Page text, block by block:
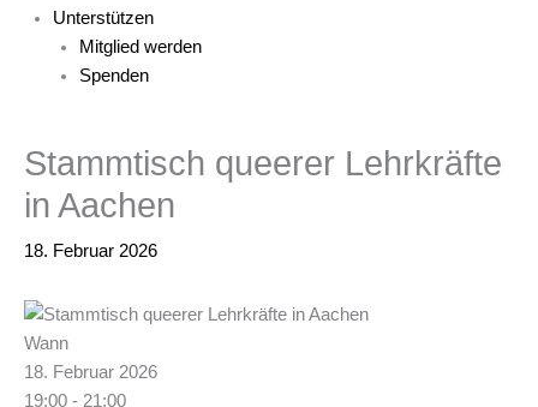
Unterstützen
Mitglied werden
Spenden
Stammtisch queerer Lehrkräfte
in Aachen
18. Februar 2026
Wann
18. Februar 2026
19:00 - 21:00